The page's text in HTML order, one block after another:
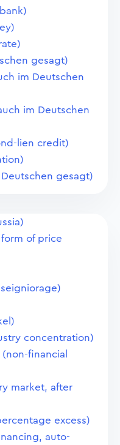
gesagt)
im Deutschen
im Deutschen
lien credit)
gesagt)
of price
concentration)
financial
market, after
excess)
auto-